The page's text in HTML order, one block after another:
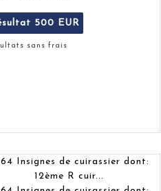
500 EUR
sans frais